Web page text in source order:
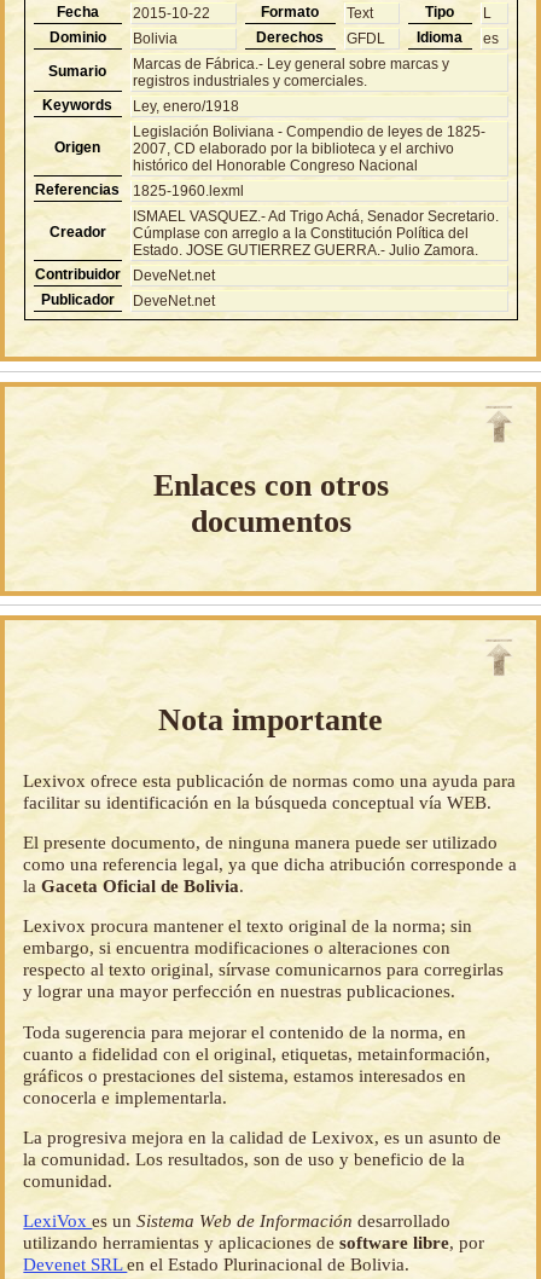
Fecha
2015-10-22 Formato Text Tipo
L
Dominio
Bolivia Derechos GFDL Idioma
es
Sumario
Marcas de Fábrica.- Ley general sobre marcas y
registros industriales y comerciales.
Keywords
Ley, enero/1918
Origen
Legislación Boliviana - Compendio de leyes de 1825-
2007, CD elaborado por la biblioteca y el archivo
histórico del Honorable Congreso Nacional
Referencias
1825-1960.lexml
Creador
ISMAEL VASQUEZ.- Ad Trigo Achá, Senador Secretario.
Cúmplase con arreglo a la Constitución Política del
Estado. JOSE GUTIERREZ GUERRA.- Julio Zamora.
Contribuidor
DeveNet.net
Publicador
DeveNet.net
Enlaces con otros
documentos
Nota importante
Lexivox ofrece esta publicación de normas como una ayuda para
facilitar su identificación en la búsqueda conceptual vía WEB.
El presente documento, de ninguna manera puede ser utilizado
como una referencia legal, ya que dicha atribución corresponde a
laGaceta Oficial de Bolivia.
Lexivox procura mantener el texto original de la norma; sin
embargo, si encuentra modificaciones o alteraciones con
respecto al texto original, sírvase comunicarnos para corregirlas
y lograr una mayor perfección en nuestras publicaciones.
Toda sugerencia para mejorar el contenido de la norma, en
cuanto a fidelidad con el original, etiquetas, metainformación,
gráficos o prestaciones del sistema, estamos interesados en
conocerla e implementarla.
La progresiva mejora en la calidad de Lexivox, es un asunto de
la comunidad. Los resultados, son de uso y beneficio de la
comunidad.
LexiVoxes unSistema Web de Información desarrollado
utilizando herramientas y aplicaciones desoftware libre, por
Devenet SRLen el Estado Plurinacional de Bolivia.